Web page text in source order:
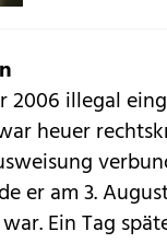
2006 illegal
heuer
er am 3.
Ein Tag